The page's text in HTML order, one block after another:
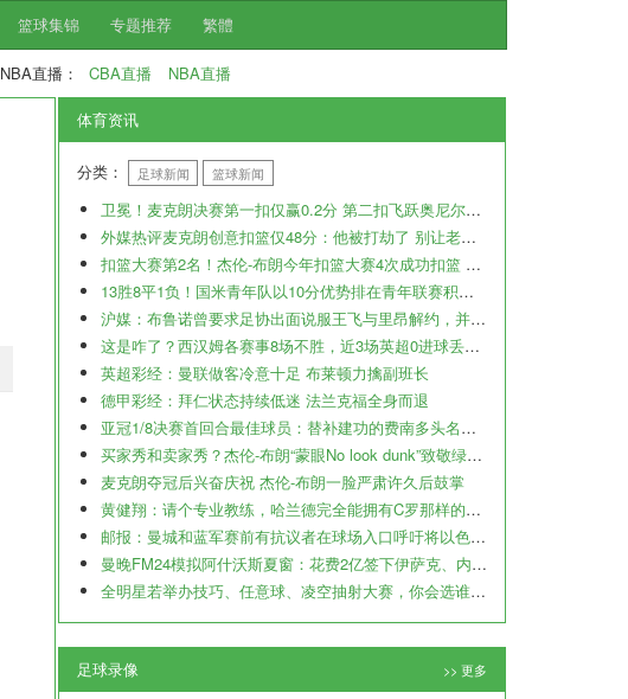
篮球集锦 专题推荐 繁體
NBA直播： CBA直播 NBA直播
体育资讯
分类： 足球新闻 篮球新闻
卫冕！麦克朗决赛第一扣仅赢0.2分 第二扣飞跃奥尼尔5个满分
外媒热评麦克朗创意扣篮仅48分：他被打劫了 别让老古董当评审了
扣篮大赛第2名！杰伦-布朗今年扣篮大赛4次成功扣篮 你会打几分？
13胜8平1负！国米青年队以10分优势排在青年联赛积分榜首位
沪媒：布鲁诺曾要求足协出面说服王飞与里昂解约，并以辞职威胁
这是咋了？西汉姆各赛事8场不胜，近3场英超0进球丢11球
英超彩经：曼联做客冷意十足 布莱顿力擒副班长
德甲彩经：拜仁状态持续低迷 法兰克福全身而退
亚冠1/8决赛首回合最佳球员：替补建功的费南多头名当选
买家秀和卖家秀？杰伦-布朗“蒙眼No look dunk”致敬绿军名宿
麦克朗夺冠后兴奋庆祝 杰伦-布朗一脸严肃许久后鼓掌
黄健翔：请个专业教练，哈兰德完全能拥有C罗那样的头球得分能力
邮报：曼城和蓝军赛前有抗议者在球场入口呼吁将以色列踢出FIFA
曼晚FM24模拟阿什沃斯夏窗：花费2亿签下伊萨克、内托、祖比门迪
全明星若举办技巧、任意球、凌空抽射大赛，你会选谁参加？
足球录像 >> 更多